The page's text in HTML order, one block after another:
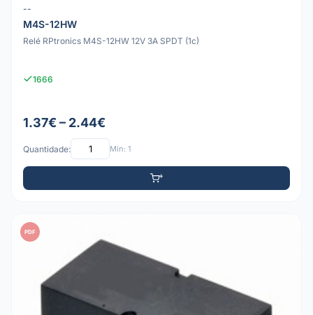
--
M4S-12HW
Relé RPtronics M4S-12HW 12V 3A SPDT (1c)
1666
1.37€ – 2.44€
Quantidade: Mín: 1
PDF